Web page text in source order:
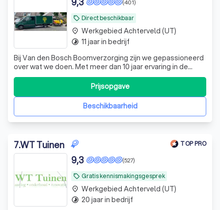
local_offer Direct beschikbaar
(401)
Bij Van den Bosch Boomverzorging zijn we gepassioneerd
over wat we doen. Met meer dan 10 jaar ervaring in de
groensector, zijn we een jong bedrijf dat elke dag streeft
naar 100% klanttevredenheid. Onze diensten omvatten
het rooien, kappen en snoeien van bomen. Bij het rooien
wordt de volledige boom,Beschikbaarheid
Prijsopgave
place Werkgebied Achterveld (UT)
timelapse 11 jaar in bedrijf
7.WT Tuinen TOP PRO
local_offer Gratis kennismakingsgesprek
(527)
9,3
place Werkgebied Achterveld (UT)
timelapse 20 jaar in bedrijf